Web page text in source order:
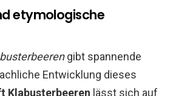
etymologische
gibt spannende
Entwicklung dieses
Klabusterbeeren lässt sich auf